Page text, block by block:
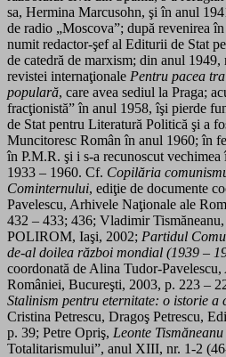
sa, Hermina Marcusohn, şi în anul
de radio „Moscova”; după revenirea
numit redactor-şef al Editurii de Stat
de catedră de marxism; din anul
revistei internaţionale Pentru pacea
populară, care avea sediul la Praga;
fracţionistă” în anul 1958, îşi pierde
de Stat pentru Literatură Politică şi a
Muncitoresc Român în anul 1960; în
în P.M.R. şi i s-a recunoscut
1933 – 1960. Cf. Copilăria
Cominternului, ediţie de documente
Pavelescu, Arhivele Naţionale ale
432 – 433; 436; Vladimir Tismăneanu,
POLIROM, Iaşi, 2002; Partidul
de-al doilea război mondial (1939 –
coordonată de Alina Tudor-
României, Bucureşti, 2003, p. 223 –
Stalinism pentru eternitate: o istorie a
Cristina Petrescu, Dragoş Petrescu,
p. 39; Petre Opriş, Leonte
Totalitarismului”, anul XIII, nr. 1-2